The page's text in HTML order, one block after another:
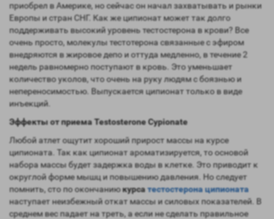
приобрел в Америке, но сейчас он начал захватывать и рынки
Европы и стран СНГ. Как же ципионат может так долго
поддерживать высокий уровень тестостерона в крови? Все
очень просто, молекулы тестотерона связанные с эфиром
внедряются в жировое депо и оттуда медленно, в течение 2
недель равномерно поступают в кровь. Это уменьшает
количество уколов, что очень на руку людям с боязнью и
непереносимостью. Выпускается ципионат только в виде
инъекций.
Эффекты от приема Testosterone Cypionate
Любой атлет ощутит хороший прирост массы на курсе
ципионата. Так как ципионат ароматизируется, то основой
набора массы будет задержка воды в клетке. Это приводит к
округлой форме мышц и повышению давления. Но следует
помнить, сто по окончаниюкурсатестостерона ципионата
наступает неизбежный откат массы и силовых показателей. В
среднем вес падает на треть, а если не сделать правильное